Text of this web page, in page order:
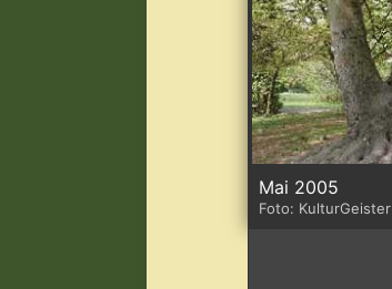
Mai 2005
Foto: KulturGeister